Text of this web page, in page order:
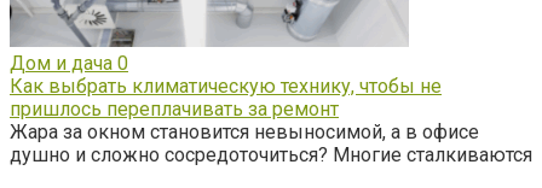
Дом и дача 0
Как выбрать климатическую технику, чтобы не
пришлось переплачивать за ремонт
Жара за окном становится невыносимой, а в офисе
душно и сложно сосредоточиться? Многие сталкиваются